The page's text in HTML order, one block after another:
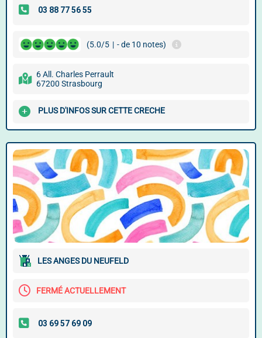
(5.0/5 | - de 10 notes)
6 All. Charles Perrault
67200 Strasbourg
PLUS D'INFOS SUR CETTE CRECHE
LES ANGES DU NEUFELD
FERMÉ ACTUELLEMENT